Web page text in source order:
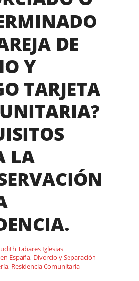
DE
Y
TARJETA
LA
Judith Tabares Iglesias
España, Divorcio y Separación
, Residencia Comunitaria